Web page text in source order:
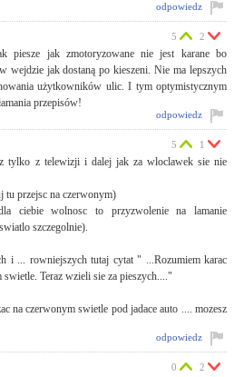
odpowiedz
piesze jak zmotoryzowane nie jest karane bo
jak dostaną po kieszeni. Nie ma lepszych
użytkowników ulic. I tym optymistycznym
przepisów!
5 2
odpowiedz
tylko z telewizji i dalej jak za wloclawek sie nie
tu przejsc na czerwonym)
ciebie wolnosc to przyzwolenie na lamanie
szczegolnie).
i ... rowniejszych tutaj cytat " ...Rozumiem karac
Teraz wzieli sie za pieszych...."
na czerwonym swietle pod jadace auto .... mozesz
5 1
odpowiedz
0 2